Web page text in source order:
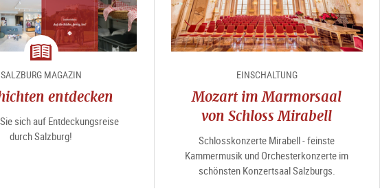
Magazin
SALZBURG MAGAZIN
entdecken
sich auf Entdeckungsreise
durch Salzburg!
EINSCHALTUNG
Mozart im Marmorsaal
von Schloss Mirabell
Schlosskonzerte Mirabell - feinste
Kammermusik und Orchesterkonzerte im
schönsten Konzertsaal Salzburgs.